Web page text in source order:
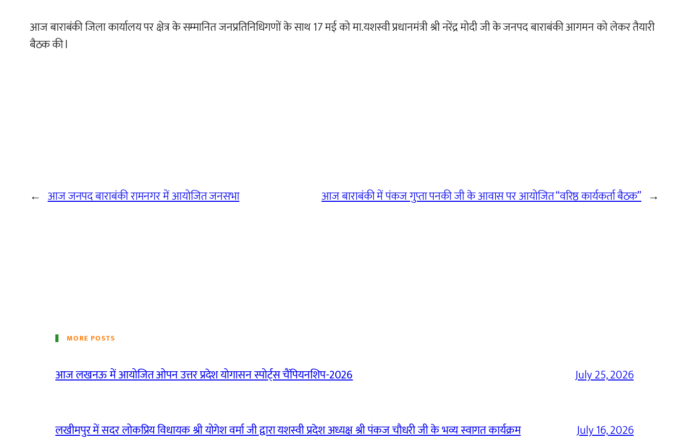
आज बाराबंकी जिला कार्यालय पर क्षेत्र के सम्मानित जनप्रतिनिधिगणों के साथ 17 मई को मा.यशस्वी प्रधानमंत्री श्री नरेंद्र मोदी जी के जनपद बाराबंकी आगमन को लेकर तैयारी
बैठक की l
← आज जनपद बाराबंकी रामनगर में आयोजित जनसभा आज बाराबंकी में पंकज गुप्ता पनकी जी के आवास पर आयोजित “वरिष्ठ कार्यकर्ता बैठक” →
MORE POSTS
आज लखनऊ में आयोजित ओपन उत्तर प्रदेश योगासन स्पोर्ट्स चैंपियनशिप-2026 July 25, 2026
लखीमपुर में सदर लोकप्रिय विधायक श्री योगेश वर्मा जी द्वारा यशस्वी प्रदेश अध्यक्ष श्री पंकज चौधरी जी के भव्य स्वागत कार्यक्रम July 16, 2026